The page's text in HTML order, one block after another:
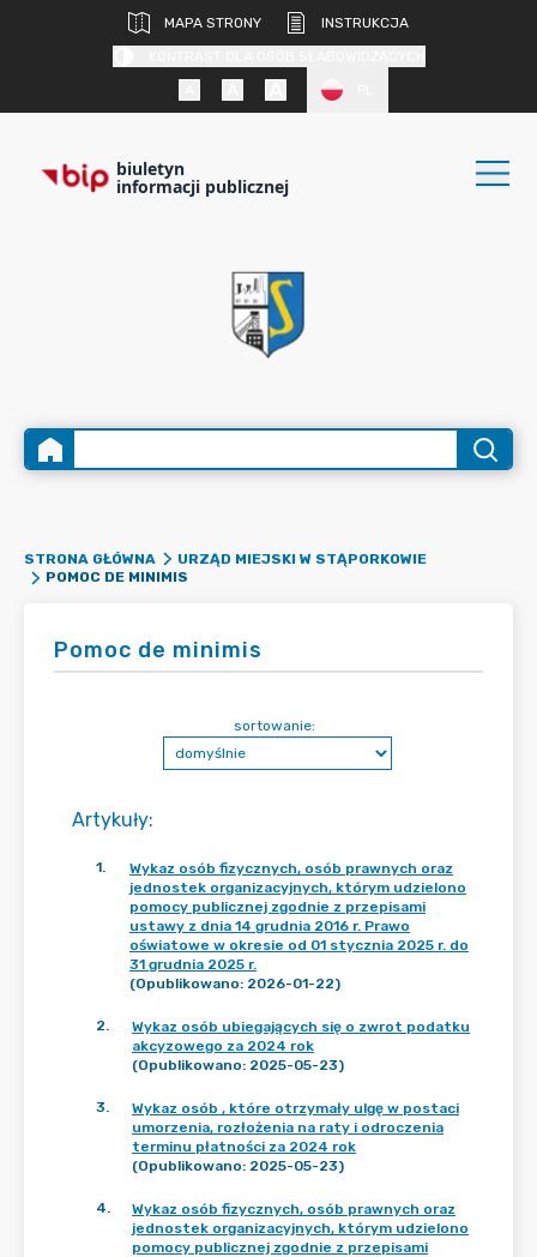
MAPA STRONY
INSTRUKCJA
biuletyn
informacji publicznej
STRONA GŁÓWNA
URZĄD MIEJSKI W STĄPORKOWIE
POMOC DE MINIMIS
Pomoc de minimis
Artykuły:
sortowanie:
1.
Wykaz osób fizycznych, osób prawnych oraz
jednostek organizacyjnych, którym udzielono
pomocy publicznej zgodnie z przepisami
ustawy z dnia 14 grudnia 2016 r. Prawo
oświatowe w okresie od 01 stycznia 2025 r. do
31 grudnia 2025 r.
(Opublikowano: 2026-01-22)
2.
Wykaz osób ubiegających się o zwrot podatku
akcyzowego za 2024 rok
(Opublikowano: 2025-05-23)
3.
Wykaz osób , które otrzymały ulgę w postaci
umorzenia, rozłożenia na raty i odroczenia
terminu płatności za 2024 rok
(Opublikowano: 2025-05-23)
4.
Wykaz osób fizycznych, osób prawnych oraz
jednostek organizacyjnych, którym udzielono
pomocy publicznej zgodnie z przepisami